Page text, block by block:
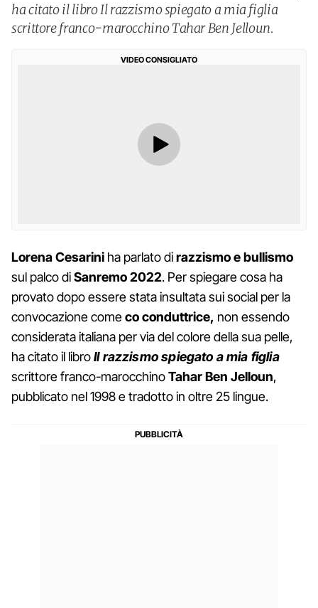
ha citato il libro Il razzismo spiegato a mia figlia
scrittore franco-marocchino Tahar Ben Jelloun.
VIDEO CONSIGLIATO
Lorena Cesarini ha parlato dirazzismo e bullismo
sul palco diSanremo 2022. Per spiegare cosa ha
provato dopo essere stata insultata sui social per la
convocazione comeco conduttrice, non essendo
considerata italiana per via del colore della sua pelle,
ha citato il libroIl razzismo spiegato a mia figlia
scrittore franco-marocchinoTahar Ben Jelloun,
pubblicato nel 1998 e tradotto in oltre 25 lingue.